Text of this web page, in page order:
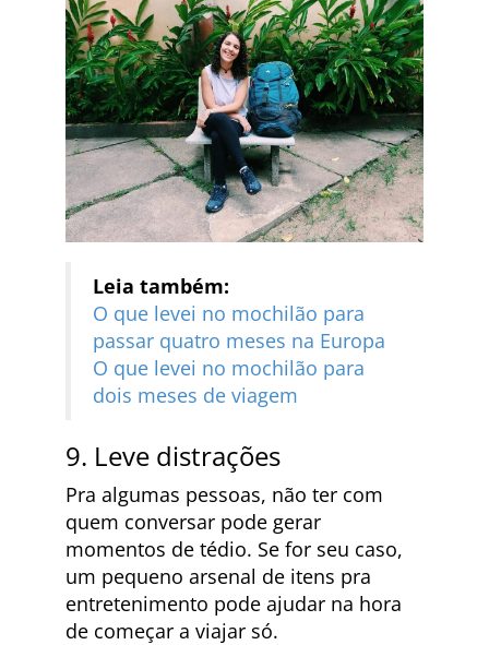
Leia também:
O que levei no mochilão para
passar quatro meses na Europa
O que levei no mochilão para
dois meses de viagem
9. Leve distrações
Pra algumas pessoas, não ter com
quem conversar pode gerar
momentos de tédio. Se for seu caso,
um pequeno arsenal de itens pra
entretenimento pode ajudar na hora
de começar a viajar só.